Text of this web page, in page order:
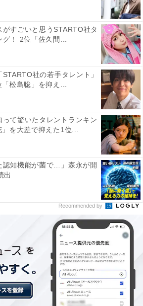
志社大学（12.3％）
志社大学」でした。1875年に、新島
た「同志社英学校」に端を発する私
中心部の「今出川校地」と、京都府
」にキャンパスを展開しています。
まり、数多くの卒業生が幅広い分野
新たな時代を担う有為な人材の輩出
2019年度には「新島塾」を開校し
がすごいと思うSTARTO社タ
！ 2位「佐久間...
社の若手タレント」
松島聡」を抑え...
って驚いたタレントランキン
を大差で抑えた1位...
認知機能が菌で…」森永が開
出
Recommended by